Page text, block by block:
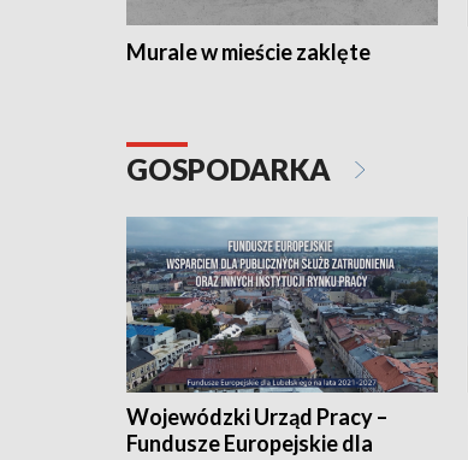
Murale w mieście zaklęte
GOSPODARKA
Wojewódzki Urząd Pracy –
Fundusze Europejskie dla